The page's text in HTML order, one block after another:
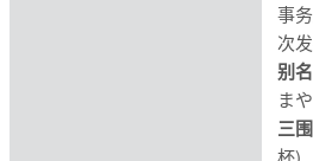
事
次
别名
ま
三围
杯)